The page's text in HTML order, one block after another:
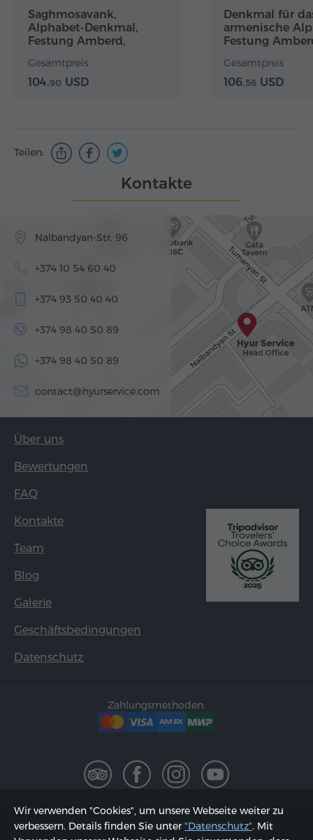
Saghmosavank,
Alphabet-Denkmal,
Festung Amberd,
Gesamtpreis
104.90 USD
Denkmal für
armenische
Festung
Gesamtpreis
106.56 USD
Teilen:
Kontakte
Nalbandyan-Str. 96
+374 10 54 60 40
+374 93 50 40 40
+374 98 40 50 89
+374 98 40 50 89
contact@hyurservice.com
Über uns
Bewertungen
FAQ
Kontakte
Team
Blog
Galerie
Geschäftsbedingungen
Datenschutz
Zahlungsmethoden:
2002 - 2026, © "Hyur Service" GmbH;
Wir verwenden "Cookies", um unsere Webseite weiter zu
verbessern. Details finden Sie unter"Datenschutz". Mit